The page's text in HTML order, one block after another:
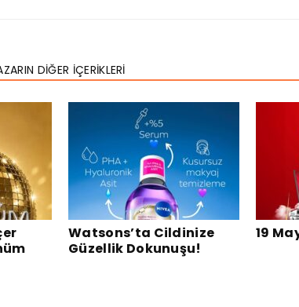
DİĞER İÇERİKLERİ
Watsons’ta Cildinize
Güzellik Dokunuşu!
19